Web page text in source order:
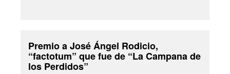
Premio a José Ángel Rodicio,
“factotum” que fue de “La Campana de
los Perdidos”